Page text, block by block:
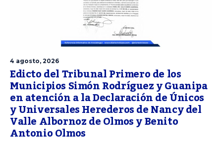
4 agosto, 2026
Edicto del Tribunal Primero de los
Municipios Simón Rodríguez y Guanipa
en atención a la Declaración de Únicos
y Universales Herederos de Nancy del
Valle Albornoz de Olmos y Benito
Antonio Olmos